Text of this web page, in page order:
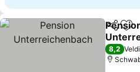
Del
Se
8,2